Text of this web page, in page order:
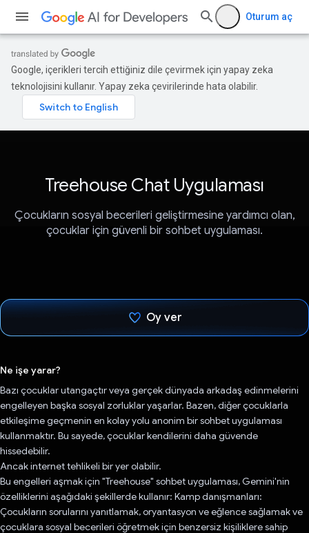
Oturum aç
Google, içerikleri tercih ettiğiniz dile çevirmek için yapay zeka
teknolojisini kullanır. Yapay zeka çevirilerinde hata olabilir.
Treehouse Chat Uygulaması
Çocukların sosyal becerileri geliştirmesine yardımcı olan,
çocuklar için güvenli bir sohbet uygulaması.
Oy ver
Ne işe yarar?
Bazı çocuklar utangaçtır veya gerçek dünyada arkadaş edinmelerini
engelleyen başka sosyal zorluklar yaşarlar. Bazen, diğer çocuklarla
etkileşime geçmenin en kolay yolu anonim bir sohbet uygulaması
kullanmaktır. Bu sayede, çocuklar kendilerini daha güvende
hissedebilir.
Ancak internet tehlikeli bir yer olabilir.
Bu engelleri aşmak için "Treehouse" sohbet uygulaması, Gemini'nin
özelliklerini aşağıdaki şekillerde kullanır: Kamp danışmanları:
Çocukların sorularını yanıtlamak, oryantasyon ve eğlence sağlamak ve
çocuklara sosyal becerileri öğretmek için benzersiz kişiliklere sahip